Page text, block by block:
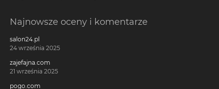
Najnowsze oceny i komentarze
salon24.pl
24 września 2025
zajefajna.com
21 września 2025
pogo.com